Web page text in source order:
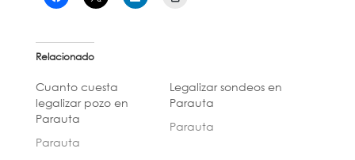
Relacionado
Cuanto cuesta
legalizar pozo en
Parauta
Parauta
Legalizar sondeos en
Parauta
Parauta